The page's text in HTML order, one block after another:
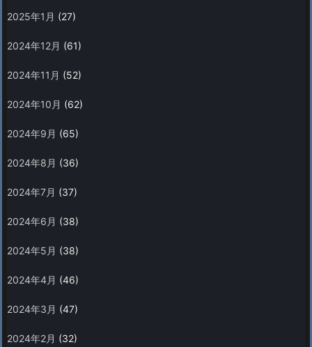
2025年1月 (27)
2024年12月 (61)
2024年11月 (52)
2024年10月 (62)
2024年9月 (65)
2024年8月 (36)
2024年7月 (37)
2024年6月 (38)
2024年5月 (38)
2024年4月 (46)
2024年3月 (47)
2024年2月 (32)